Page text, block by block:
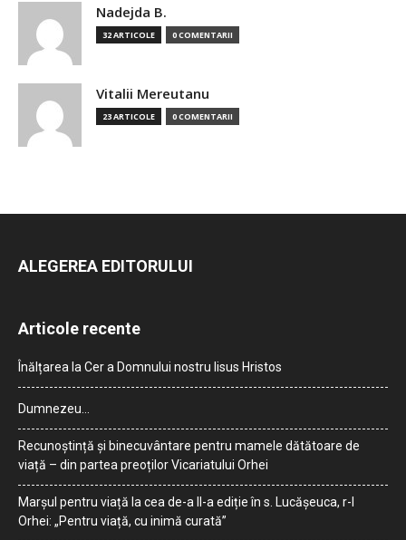
Nadejda B.
32 ARTICOLE 0 COMENTARII
Vitalii Mereutanu
23 ARTICOLE 0 COMENTARII
ALEGEREA EDITORULUI
Articole recente
Înălțarea la Cer a Domnului nostru Iisus Hristos
Dumnezeu…
Recunoștință și binecuvântare pentru mamele dătătoare de
viață – din partea preoților Vicariatului Orhei
Marșul pentru viață la cea de-a II-a ediție în s. Lucășeuca, r-l
Orhei: „Pentru viață, cu inimă curată”